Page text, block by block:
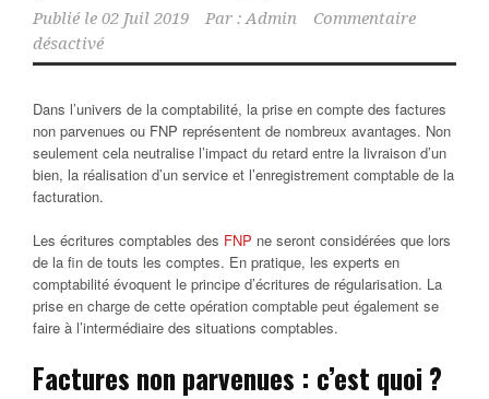
Publié le 02 Juil 2019 Par : Admin
Commentaire
désactivé
Dans l’univers de la comptabilité, la prise en compte des factures
non parvenues ou FNP représentent de nombreux avantages. Non
seulement cela neutralise l’impact du retard entre la livraison d’un
bien, la réalisation d’un service et l’enregistrement comptable de la
facturation.
Les écritures comptables des FNP ne seront considérées que lors
de la fin de touts les comptes. En pratique, les experts en
comptabilité évoquent le principe d’écritures de régularisation. La
prise en charge de cette opération comptable peut également se
faire à l’intermédiaire des situations comptables.
Factures non parvenues : c’est quoi ?